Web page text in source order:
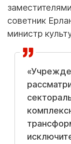
советник
министр